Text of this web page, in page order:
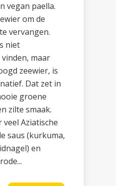
vegan paella.
om de
vervangen.
niet
maar
zeewier, is
Dat zet in
groene
zilte smaak.
Aziatische
saus (kurkuma,
en